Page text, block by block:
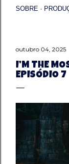
SOBRE
outubro 04, 2025
I’M THE
EPISÓDIO 7